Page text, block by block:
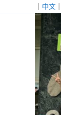
｜ 中文 ｜